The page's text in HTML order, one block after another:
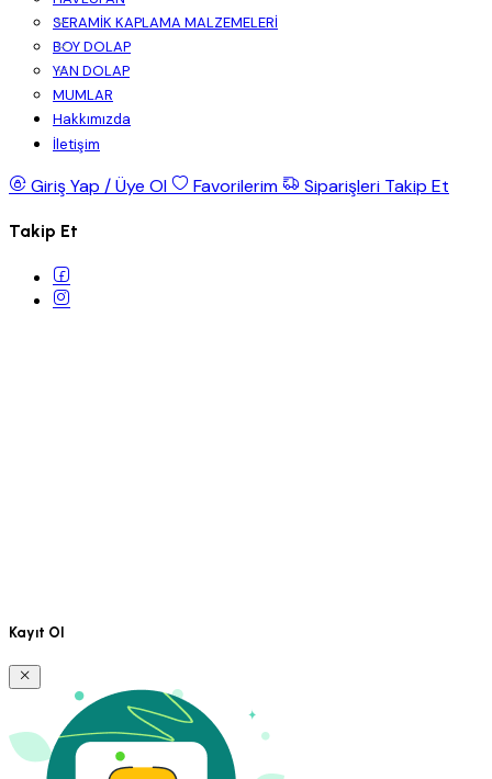
SERAMİK KAPLAMA MALZEMELERİ
BOY DOLAP
YAN DOLAP
MUMLAR
Hakkımızda
İletişim
Giriş Yap / Üye Ol Favorilerim Siparişleri Takip Et
Takip Et
Kayıt Ol